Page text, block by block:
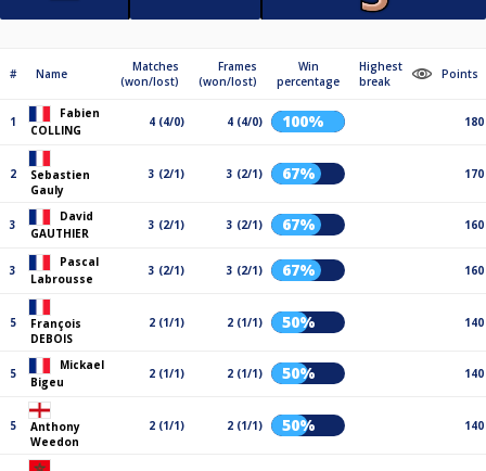
# Name
Matches
(won/lost)
Frames
(won/lost)
Win
percentage
Highest
break
Points
1
Fabien
COLLING
4 (4/0) 4 (4/0) 100% 180
2
Sebastien
Gauly
3 (2/1) 3 (2/1) 67% 170
3
David
GAUTHIER
3 (2/1) 3 (2/1) 67% 160
3
Pascal
Labrousse
3 (2/1) 3 (2/1) 67% 160
5
François
DEBOIS
2 (1/1) 2 (1/1) 50% 140
5
Mickael
Bigeu
2 (1/1) 2 (1/1) 50% 140
5
Anthony
Weedon
2 (1/1) 2 (1/1) 50% 140